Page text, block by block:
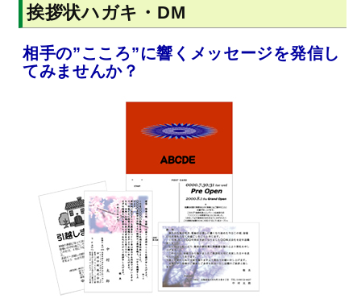
挨拶状ハガキ・DM
相手の”こころ”に響くメッセージを発信し
てみませんか？